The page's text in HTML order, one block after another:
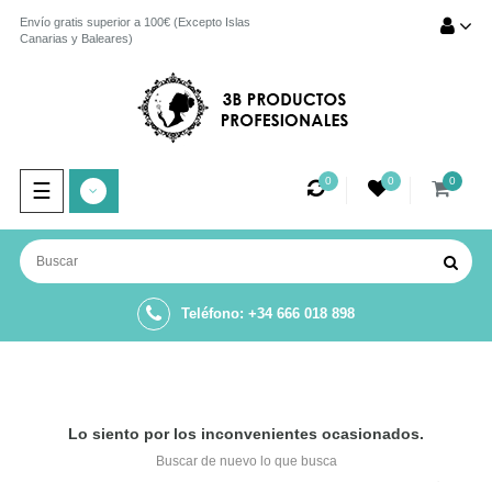
Envío gratis superior a 100€ (Excepto Islas
Canarias y Baleares)
Navegación
de
palanca
☰ 0 0 0
Teléfono: +34 666 018 898
Lo siento por los inconvenientes ocasionados.
Buscar de nuevo lo que busca